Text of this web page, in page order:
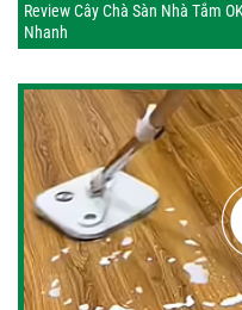
Review Cây Chà Sàn Nhà Tắm
Nhanh